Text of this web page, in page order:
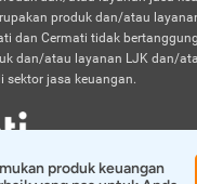
produk dan/atau
dan Cermati tidak
dan/atau layanan LJK dan/
sektor jasa keuangan.
Reserved.
produk keuangan